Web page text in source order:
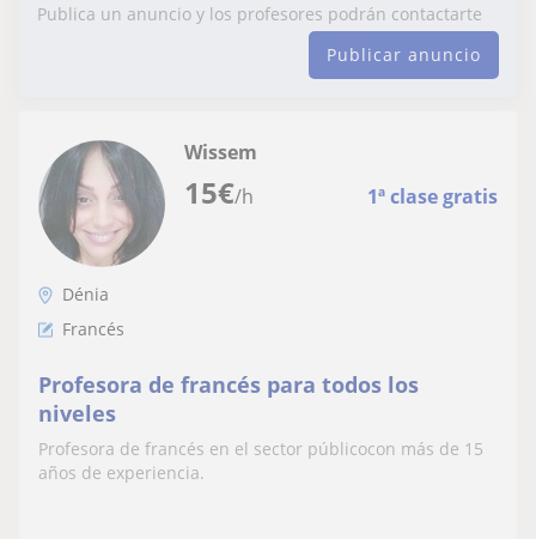
Publica un anuncio y los profesores podrán contactarte
Publicar anuncio
15€/h 1ª clase gratis
Wissem
Dénia
Francés
Profesora de francés para todos los
niveles
Profesora de francés en el sector públicocon más de 15
años de experiencia.